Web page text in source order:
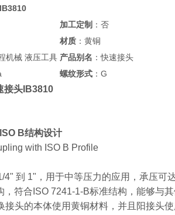
加工定制 ：否
材质 ：黄铜
机械 液压工具 产品别名 ：快速接头
螺纹形式 ：G
接头IB3810
B结构设计
with ISO B Profile
到 1"，用于中等压力的应用，承压可
符合ISO 7241-1-B标准结构，能够与
接头的本体使用黄铜材料，并且阳接头